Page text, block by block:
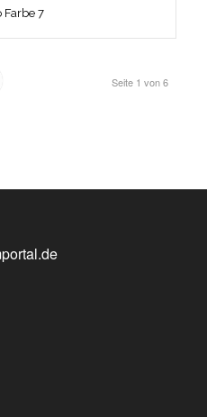
7
Seite 1 von 6